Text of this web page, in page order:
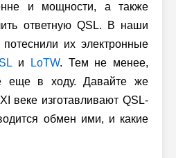
и мощности, а также
ответную QSL. В наши
их электронные
и LoTW. Тем не менее,
еще в ходу. Давайте же
веке изготавливают QSL-
обмен ими, и какие